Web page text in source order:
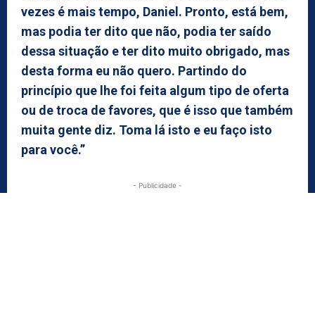
vezes é mais tempo, Daniel. Pronto, está bem,
mas podia ter dito que não, podia ter saído
dessa situação e ter dito muito obrigado, mas
desta forma eu não quero. Partindo do
princípio que lhe foi feita algum tipo de oferta
ou de troca de favores, que é isso que também
muita gente diz. Toma lá isto e eu faço isto
para você.”
- Publicidade -